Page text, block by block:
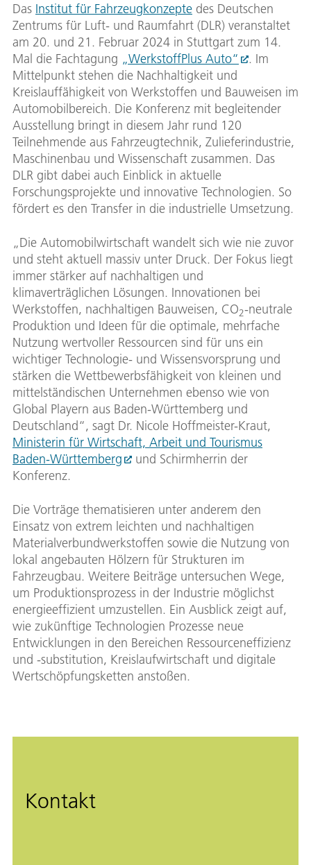
Das Institut für Fahrzeugkonzepte des Deutschen
Zentrums für Luft- und Raumfahrt (DLR) veranstaltet
am 20. und 21. Februar 2024 in Stuttgart zum 14.
Mal die Fachtagung „WerkstoffPlus Auto“
. Im
Mittelpunkt stehen die Nachhaltigkeit und
Kreislauffähigkeit von Werkstoffen und Bauweisen im
Automobilbereich. Die Konferenz mit begleitender
Ausstellung bringt in diesem Jahr rund 120
Teilnehmende aus Fahrzeugtechnik, Zulieferindustrie,
Maschinenbau und Wissenschaft zusammen. Das
DLR gibt dabei auch Einblick in aktuelle
Forschungsprojekte und innovative Technologien. So
fördert es den Transfer in die industrielle Umsetzung.
„Die Automobilwirtschaft wandelt sich wie nie zuvor
und steht aktuell massiv unter Druck. Der Fokus liegt
immer stärker auf nachhaltigen und
klimaverträglichen Lösungen. Innovationen bei
Werkstoffen, nachhaltigen Bauweisen, CO2-neutrale
Produktion und Ideen für die optimale, mehrfache
Nutzung wertvoller Ressourcen sind für uns ein
wichtiger Technologie- und Wissensvorsprung und
stärken die Wettbewerbsfähigkeit von kleinen und
mittelständischen Unternehmen ebenso wie von
Global Playern aus Baden-Württemberg und
Deutschland“, sagt Dr. Nicole Hoffmeister-Kraut,
Ministerin für Wirtschaft, Arbeit und Tourismus
Baden-Württemberg
und Schirmherrin der
Konferenz.
Die Vorträge thematisieren unter anderem den
Einsatz von extrem leichten und nachhaltigen
Materialverbundwerkstoffen sowie die Nutzung von
lokal angebauten Hölzern für Strukturen im
Fahrzeugbau. Weitere Beiträge untersuchen Wege,
um Produktionsprozess in der Industrie möglichst
energieeffizient umzustellen. Ein Ausblick zeigt auf,
wie zukünftige Technologien Prozesse neue
Entwicklungen in den Bereichen Ressourceneffizienz
und -substitution, Kreislaufwirtschaft und digitale
Wertschöpfungsketten anstoßen.
Kontakt